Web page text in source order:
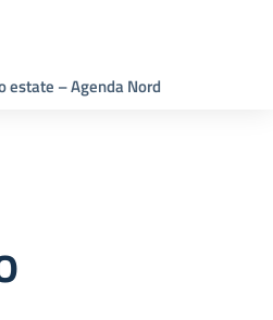
estate – Agenda Nord